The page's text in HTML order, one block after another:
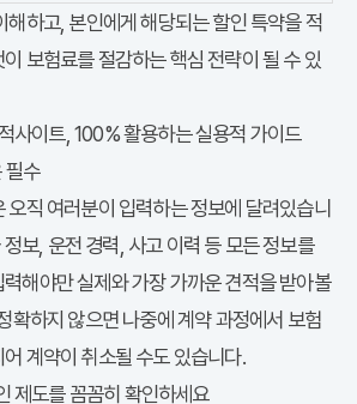
해하고, 본인에게 해당되는 할인 특약을 적
보험료를 절감하는 핵심 전략이 될 수 있
사이트, 100% 활용하는 실용적 가이드
필수
오직 여러분이 입력하는 정보에 달려있습니
보, 운전 경력, 사고 이력 등 모든 정보를
해야만 실제와 가장 가까운 견적을 받아볼
확하지 않으면 나중에 계약 과정에서 보험
계약이 취소될 수도 있습니다.
제도를 꼼꼼히 확인하세요